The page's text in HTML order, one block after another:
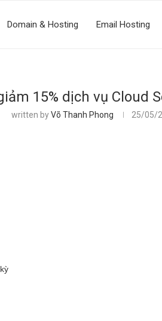
Domain & Hosting Email Hosting
15% dịch vụ Cloud
written byVõ Thanh Phong 25/05/